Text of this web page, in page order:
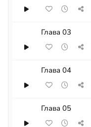
Глава 03
Глава 04
Глава 05